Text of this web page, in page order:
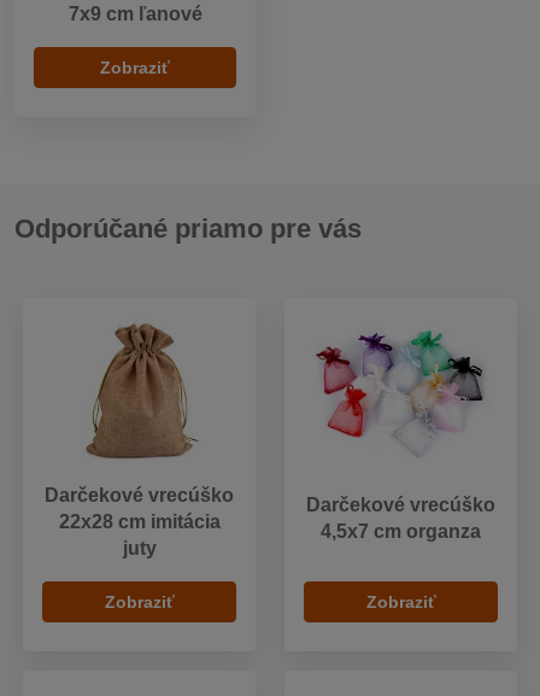
7x9 cm ľanové
Zobraziť
Odporúčané priamo pre vás
Darčekové vrecúško
22x28 cm imitácia
juty
Zobraziť
Darčekové vrecúško
4,5x7 cm organza
Zobraziť